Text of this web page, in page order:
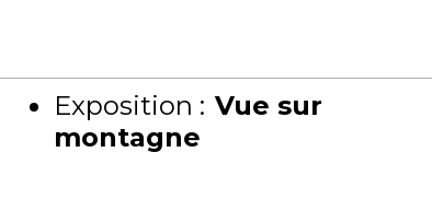
Exposition : Vue sur
montagne